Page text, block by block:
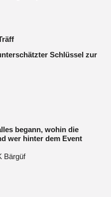
Schlüssel zur
begann, wohin die
wer hinter dem Event
Bärgüf